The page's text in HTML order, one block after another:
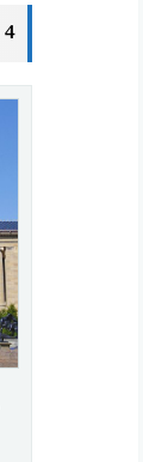
4 – متحف فيلادلفيا للفنون